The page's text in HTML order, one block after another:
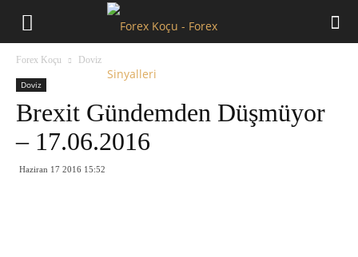
Forex Koçu Doviz
Doviz
Brexit Gündemden Düşmüyor
– 17.06.2016
Haziran 17 2016 15:52